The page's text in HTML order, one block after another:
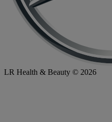
LR Health & Beauty © 2026